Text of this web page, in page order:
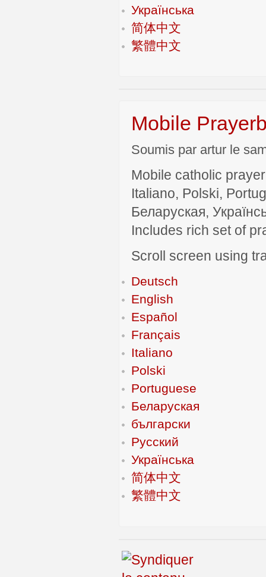
Українська
简体中文
繁體中文
Mobile
Soumis par artur le
Mobile catholic
Italiano, Polski,
Беларуская,
Includes rich set of
Scroll screen using
Deutsch
English
Español
Français
Italiano
Polski
Portuguese
Беларуская
български
Русский
Українська
简体中文
繁體中文